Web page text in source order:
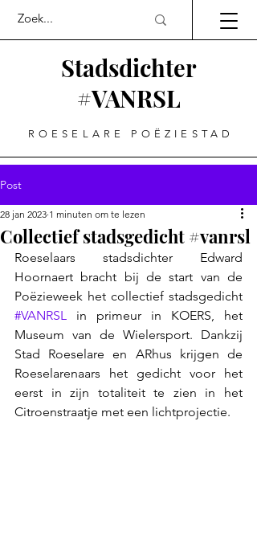
Stadsdichter
#VANRSL
ROESELARE POËZIESTAD
Post
Collectief stadsgedicht #vanrsl
28 jan 2023 1 minuten om te lezen
Roeselaars stadsdichter Edward
Hoornaert bracht bij de start van de
#VANRSL in primeur in KOERS, het
Museum van de Wielersport. Dankzij
Stad Roeselare en ARhus krijgen de
Roeselarenaars het gedicht voor het
eerst in zijn totaliteit te zien in het
Citroenstraatje met een lichtprojectie.